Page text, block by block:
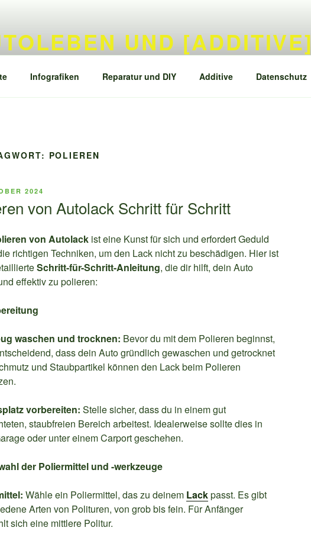
UND [ADDITIVE]
Infografiken Reparatur und DIY Additive Datenschutz
POLIEREN
2024
von Autolack Schritt für Schritt
von Autolack ist eine Kunst für sich und erfordert Geduld
richtigen Techniken, um den Lack nicht zu beschädigen. Hier ist
Schritt-für-Schritt-Anleitung, die dir hilft, dein Auto
effektiv zu polieren:
waschen und trocknen: Bevor du mit dem Polieren beginnst,
dass dein Auto gründlich gewaschen und getrocknet
und Staubpartikel können den Lack beim Polieren
vorbereiten: Stelle sicher, dass du in einem gut
staubfreien Bereich arbeitest. Idealerweise sollte dies in
oder unter einem Carport geschehen.
der Poliermittel und -werkzeuge
Wähle ein Poliermittel, das zu deinem Lackpasst. Es gibt
Arten von Polituren, von grob bis fein. Für Anfänger
sich eine mittlere Politur.